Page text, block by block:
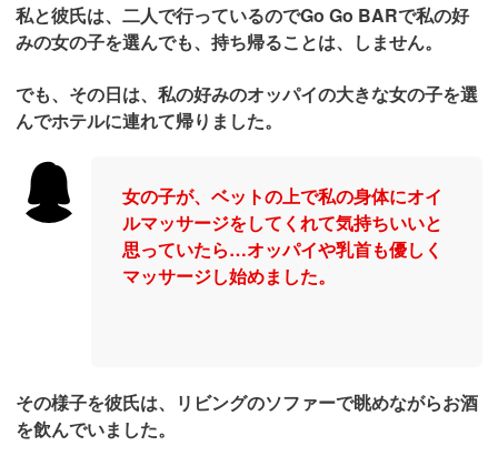
私と彼氏は、二人で行っているのでGo Go BARで私の好
みの女の子を選んでも、持ち帰ることは、しません。
でも、その日は、私の好みのオッパイの大きな女の子を選
んでホテルに連れて帰りました。
女の子が、ベットの上で私の身体にオイ
ルマッサージをしてくれて気持ちいいと
思っていたら…オッパイや乳首も優しく
マッサージし始めました。
その様子を彼氏は、リビングのソファーで眺めながらお酒
を飲んでいました。